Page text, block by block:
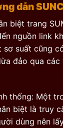
dẫn
biệt trang
nguồn link
sơ suất cũng
đảo qua các
thống: Một
biệt là truy
dùng nên